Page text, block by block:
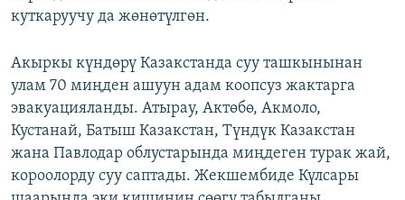
куткаруучу да жөнөтүлгөн.
Акыркы күндөрү Казакстанда суу ташкынынан
улам 70 миңден ашуун адам коопсуз жактарга
эвакуацияланды. Атырау, Актөбө, Акмоло,
Кустанай, Батыш Казакстан, Түндүк Казакстан
жана Павлодар облустарында миңдеген турак жай,
короолорду суу саптады. Жекшембиде Күлсары